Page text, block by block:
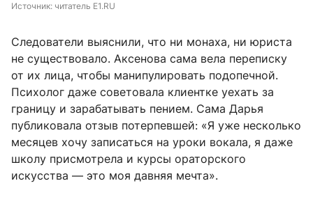
Источник: читатель Е1.RU
Следователи выяснили, что ни монаха, ни юриста
не существовало. Аксенова сама вела переписку
от их лица, чтобы манипулировать подопечной.
Психолог даже советовала клиентке уехать за
границу и зарабатывать пением. Сама Дарья
публиковала отзыв потерпевшей: «Я уже несколько
месяцев хочу записаться на уроки вокала, я даже
школу присмотрела и курсы ораторского
искусства — это моя давняя мечта».